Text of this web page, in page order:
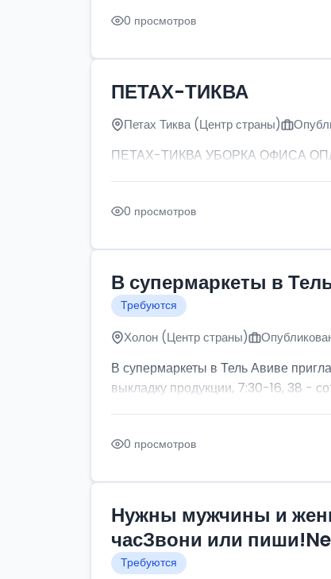
0 просмотров
ПЕТАХ-ТИКВА
Петах Тиква (Центр страны)
ПЕТАХ-ТИКВА УБОРКА ОФИСА
0 просмотров
В супермаркеты в
Требуются
Холон (Центр страны)
В супермаркеты в Тель Авиве
выкладку продукции, 7:30-16, 38 -
0 просмотров
Нужны мужчины и
часЗвони или
Требуются